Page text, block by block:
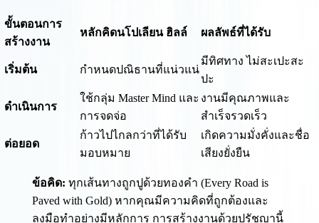
ขั้นตอนการ
สร้างงาน
หลักคิดนโปเลียน ฮิลล์ ผลลัพธ์ที่ได้รับ
เริ่มต้น กำหนดปณิธานที่แน่วแน่
มีทิศทาง ไม่สะเปะสะ
ปะ
ดำเนินการ
ใช้กลุ่ม Master Mind และ
การจดจ่อ
งานมีคุณภาพและ
สำเร็จรวดเร็ว
ต่อยอด
ก้าวไปไกลกว่าที่ได้รับ
มอบหมาย
เกิดความมั่งคั่งและชื่อ
เสียงยั่งยืน
ข้อคิด: ทุกเส้นทางถูกปูด้วยทองคำ (Every Road is
Paved with Gold) หากคุณมีความคิดที่ถูกต้องและ
ลงมือทำอย่างมีหลักการ การสร้างงานด้วยปรัชญานี้